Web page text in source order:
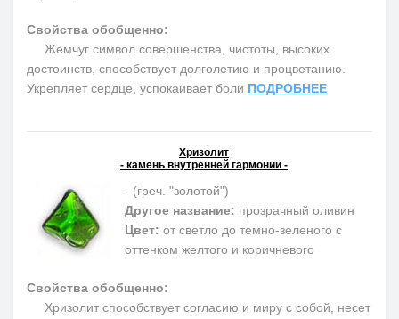
Свойства обобщенно:
Жемчуг символ совершенства, чистоты, высоких
достоинств, способствует долголетию и процветанию.
Укрепляет сердце, успокаивает боли ПОДРОБНЕЕ
Хризолит
- камень внутренней гармонии -
- (греч. "золотой")
Другое название: прозрачный оливин
Цвет: от светло до темно-зеленого с
оттенком желтого и коричневого
Свойства обобщенно:
Хризолит способствует согласию и миру с собой, несет